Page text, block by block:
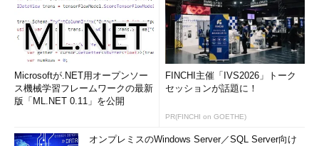
Microsoftが.NET用オープンソー
ス機械学習フレームワークの最新
版「ML.NET 0.11」を公開
FINCHI主催「IVS2026」トーク
セッションが話題に！
PR(FINCHI on GOETHE)
オンプレミスのWindows Server／SQL Server向け